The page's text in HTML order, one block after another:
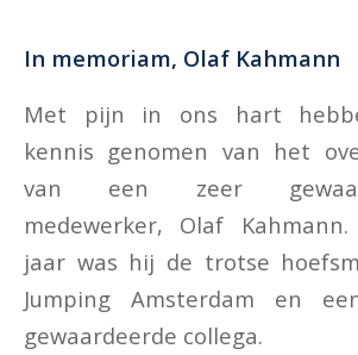
In memoriam, Olaf Kahmann
Met pijn in ons hart
kennis genomen van het
van een zeer
medewerker, Olaf
jaar was hij de trotse
Jumping Amsterdam en
gewaardeerde collega.